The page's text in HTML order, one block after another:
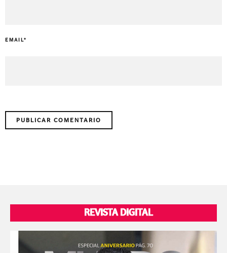
EMAIL*
REVISTA DIGITAL